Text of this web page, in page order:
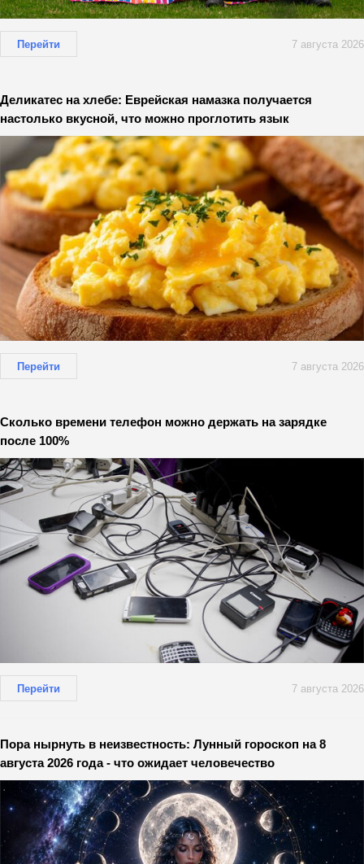
Перейти 7 августа 2026
Деликатес на хлебе: Еврейская намазка получается
настолько вкусной, что можно проглотить язык
Перейти 7 августа 2026
Сколько времени телефон можно держать на зарядке
после 100%
Перейти 7 августа 2026
Пора нырнуть в неизвестность: Лунный гороскоп на 8
августа 2026 года - что ожидает человечество